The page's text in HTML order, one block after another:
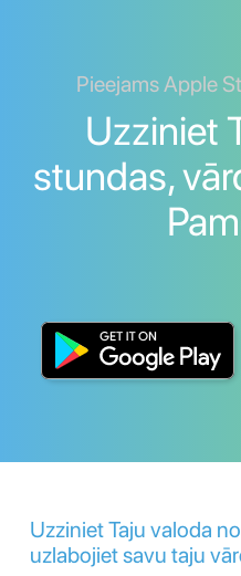
Pieejams Apple
Uzziniet
stundas,
Uzziniet Taju valoda
uzlabojiet savu taju